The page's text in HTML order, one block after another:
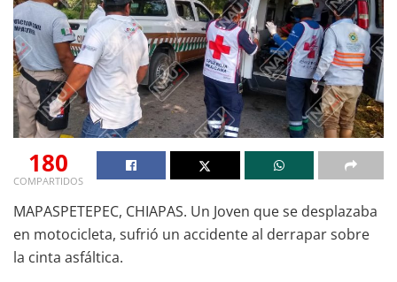
180
COMPARTIDOS
MAPASPETEPEC, CHIAPAS. Un Joven que se desplazaba
en motocicleta, sufrió un accidente al derrapar sobre
la cinta asfáltica.